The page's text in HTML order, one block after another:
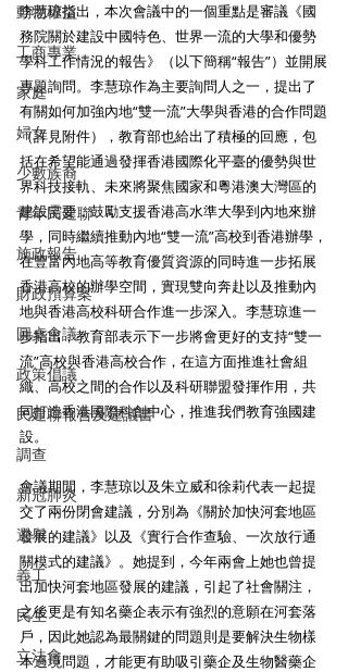
動物權益
工商專業
家庭
婦女
少數族裔
青年民建聯
施政報告
財政預算案
圓桌會議
政策倡議
民建聯報告及建議書
調查
新冠肺炎
選舉
義工
民生
立法會
李慧琼指出，本次會議中的一個重點是審議《國
務院關於建設中國特色、世界一流的大學和優勢
學科工作情況的報告》（以下簡稱“報告”）並開展
專題詢問。李慧琼作為主要詢問人之一，提出了
有關如何加強內地“雙一流”大學與香港的合作問題
（詳見附件），教育部也給出了積極的回應，包
括在希望能通過發揮香港國際化平臺的優勢與世
界科技接軌、未來將聚焦國家和粵港澳大灣區的
建設需要，鼓勵支援香港高水準大學到內地來辦
學，同時繼續推動內地“雙一流”高校到香港辦學，
在豐富內地高等教育優質資源的同時進一步拓展
香港高校的辦學空間，實現雙向奔赴以及推動內
地與香港高校科研合作進一步深入。李慧琼進一
步指出，教育部表示下一步將會更好的支持“雙一
流”高校與香港高校合作，在這方面推進社會組
織、高校之間的合作以及科研聯盟發揮作用，共
同打造香港國際科創中心，推進我們教育強國建
設。
會議期間，李慧琼以及朱立威和徐莉代表一起提
交了兩份閉會建議，分別為《關於加快河套地區
發展的建議》以及《實行合作查驗、一次放行通
關模式的建議》。她提到，今年兩會上她也曾提
出加快河套地區發展的建議，引起了社會關注，
之後更是有知名藥企表示有強烈的意願在河套落
戶，因此她認為最關鍵的問題則是要解決生物樣
本過境問題，才能更有助吸引藥企及生物醫藥企